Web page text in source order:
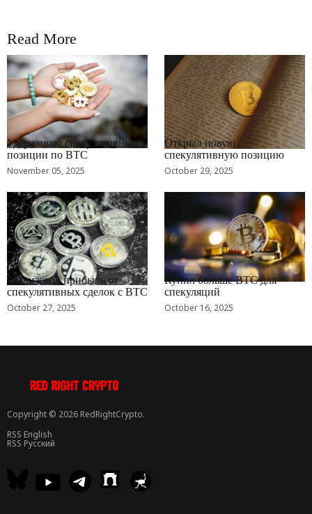
Read More
RRCNEWS_RU
Удерживаю спекулятивные
позиции по BTC
November 05, 2025
RRCNEWS_RU
Открыл новую
спекулятивную позицию
October 29, 2025
RRCNEWS_RU
Реализовал прибыль от
спекулятивных сделок с BTC
October 27, 2025
RRCNEWS_RU
Купил больше BTC для
спекуляций
October 16, 2025
Copyright © 2026 RedRightCrypto.
RSS English
RSS Русский